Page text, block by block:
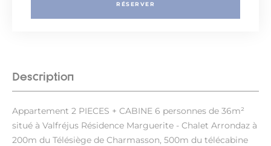
Description
Appartement 2 PIECES + CABINE 6 personnes de 36m²
situé à Valfréjus Résidence Marguerite - Chalet Arrondaz à
200m du Télésiège de Charmasson, 500m du télécabine
RÉSERVER